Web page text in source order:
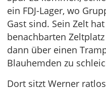
ein FDJ-Lager, wo
Gast sind. Sein Zelt
benachbarten
dann über einen
Blauhemden zu
Dort sitzt Werner